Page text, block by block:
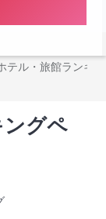
テル・旅館ランキ
グペ